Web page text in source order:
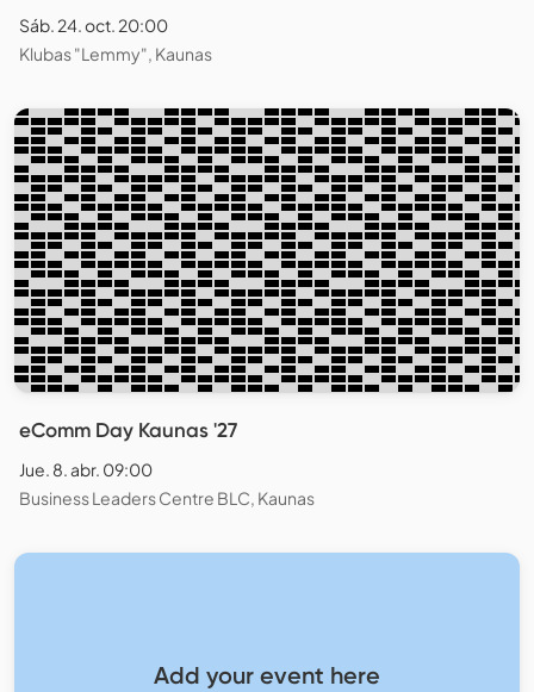
Sáb. 24. oct. 20:00
Klubas "Lemmy", Kaunas
eComm Day Kaunas '27
Jue. 8. abr. 09:00
Business Leaders Centre BLC, Kaunas
Add your event here